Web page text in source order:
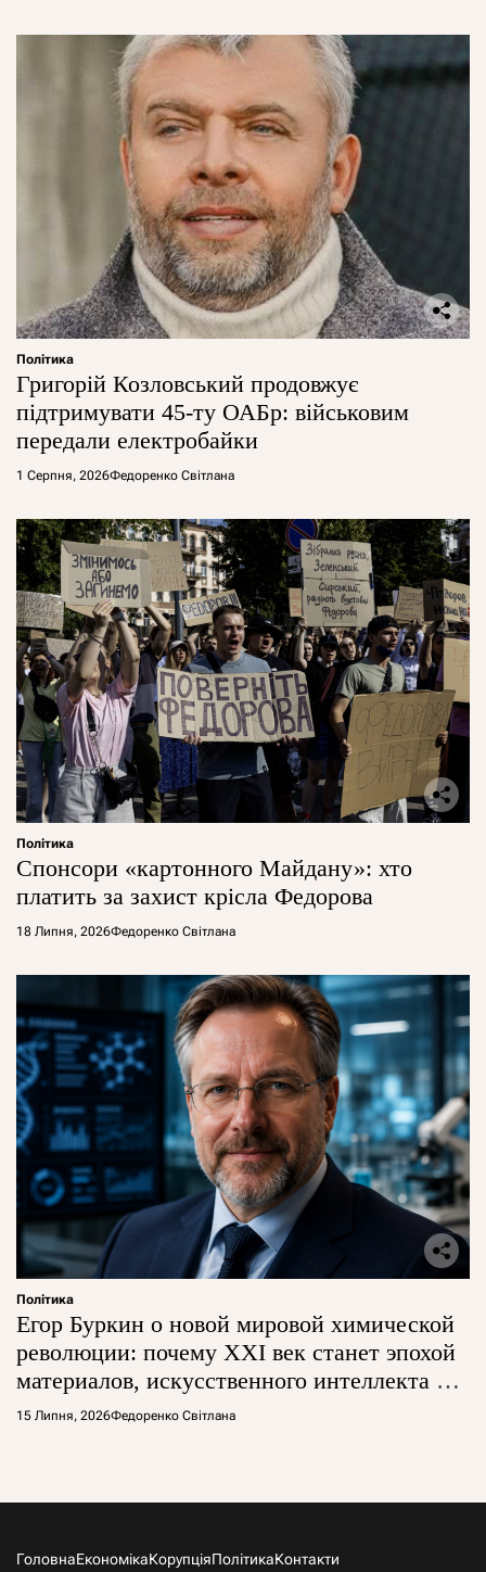
Політика
Григорій Козловський продовжує
підтримувати 45-ту ОАБр: військовим
передали електробайки
1 Серпня, 2026Федоренко Світлана
Політика
Спонсори «картонного Майдану»: хто
платить за захист крісла Федорова
18 Липня, 2026Федоренко Світлана
Політика
Егор Буркин о новой мировой химической
революции: почему XXI век станет эпохой
материалов, искусственного интеллекта и
глобальной борьбы за технологии
15 Липня, 2026Федоренко Світлана
ГоловнаЕкономікаКорупціяПолітикаКонтакти